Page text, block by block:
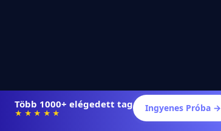
Több 1000+ elégedett tag
★★★★★ Ingyenes Próba →